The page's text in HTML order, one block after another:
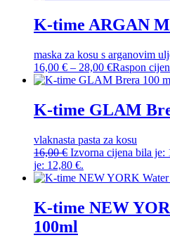
K-time ARGAN
maska za kosu s arganovim
16,00 € – 28,00 €Raspon
K-time GLAM
vlaknasta pasta za kosu
16,00€ Izvorna cijena bila je:
je: 12,80 €.
K-time NEW
100ml